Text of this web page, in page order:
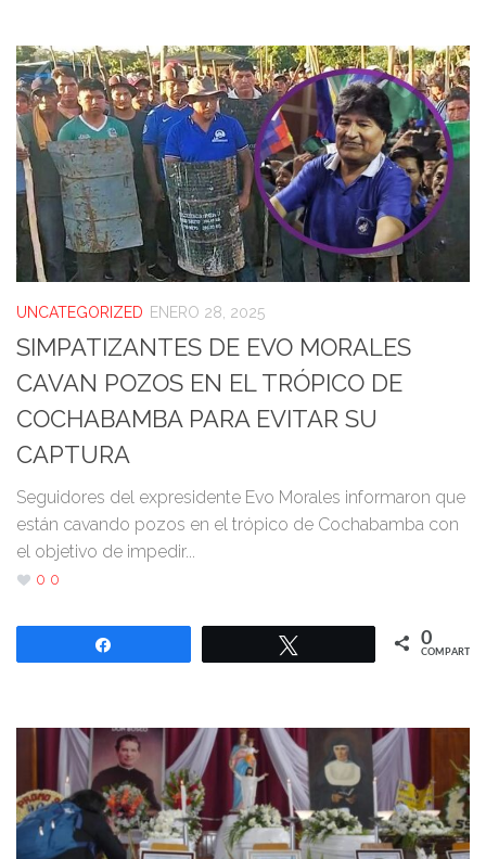
UNCATEGORIZED ENERO 28, 2025
SIMPATIZANTES DE EVO MORALES
CAVAN POZOS EN EL TRÓPICO DE
COCHABAMBA PARA EVITAR SU
CAPTURA
Seguidores del expresidente Evo Morales informaron que
están cavando pozos en el trópico de Cochabamba con
el objetivo de impedir...
0 0
0
COMPARTIR